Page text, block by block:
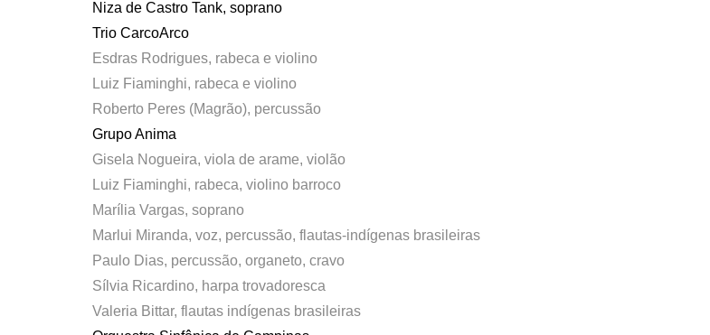
Niza de Castro Tank, soprano
Trio CarcoArco
Esdras Rodrigues, rabeca e violino
Luiz Fiaminghi, rabeca e violino
Roberto Peres (Magrão), percussão
Grupo Anima
Gisela Nogueira, viola de arame, violão
Luiz Fiaminghi, rabeca, violino barroco
Marília Vargas, soprano
Marlui Miranda, voz, percussão, flautas-indígenas brasileiras
Paulo Dias, percussão, organeto, cravo
Sílvia Ricardino, harpa trovadoresca
Valeria Bittar, flautas indígenas brasileiras